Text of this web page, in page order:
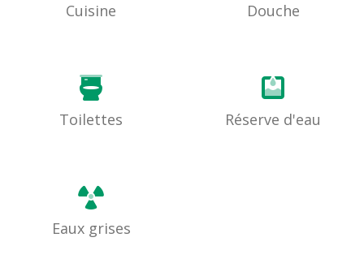
Cuisine Douche
Toilettes Réserve d'eau
Eaux grises